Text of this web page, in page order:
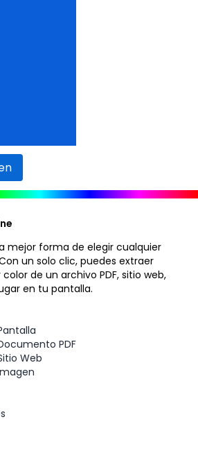
mejor forma de elegir cualquier
un solo clic, puedes extraer
de un archivo PDF, sitio web,
en tu pantalla.
PDF
Web